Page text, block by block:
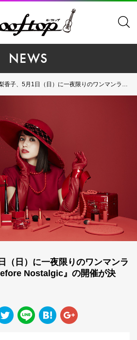
NEWS
、5月1日（日）に一夜限りのワンマンライブ『The night before Nostalgic』の開催が決定！
（日）に一夜限りのワンマンラ
Nostalgic』の開催が決